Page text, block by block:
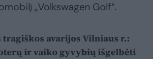
„Volkswagen Golf“.
tragiškos avarijos Vilniaus r.:
ir vaiko gyvybių išgelbėti